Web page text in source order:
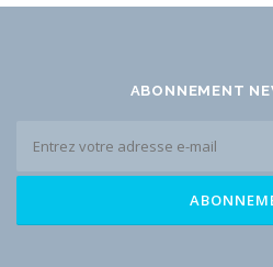
ABONNEMENT